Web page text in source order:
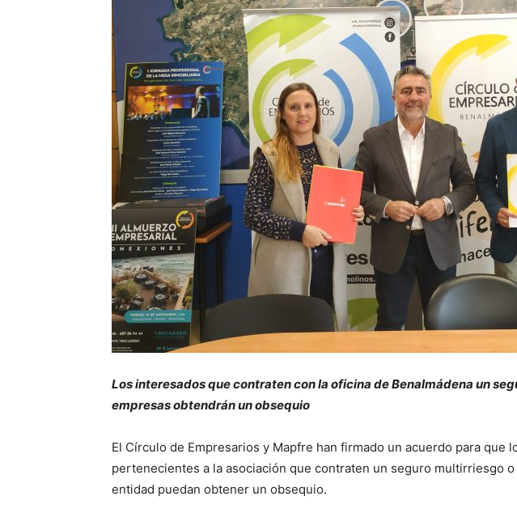
Los interesados que contraten con la oficina de Benalmádena un
empresas obtendrán un obsequio
El Círculo de Empresarios y Mapfre han firmado un acuerdo para que
pertenecientes a la asociación que contraten un seguro multirriesgo
entidad puedan obtener un obsequio.